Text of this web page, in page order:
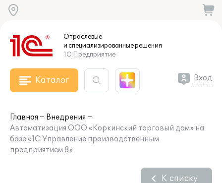
Отраслевые
и специализированныерешения
1С:Предприятие
Каталог Вход
Главная
Внедрения
Автоматизация ООО «Коркинский торговый дом» на
базе «1С:Управление производственным
предприятием 8»
К списку